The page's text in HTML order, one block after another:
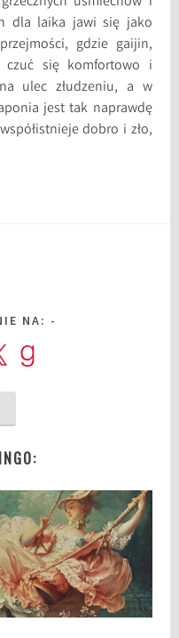
dla laika jawi się jako
gdzie gaijin,
czuć się komfortowo i
ulec złudzeniu, a w
jest tak naprawdę
dobro i zło,
NA:
Goodreads